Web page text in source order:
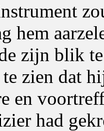
hem
zijn blik
te zien dat
en
had